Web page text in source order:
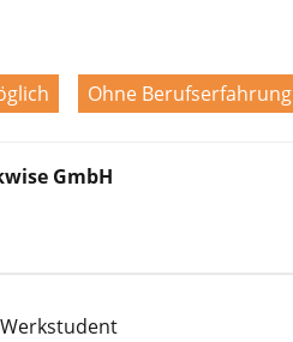
Ohne Berufserfahrung
GmbH